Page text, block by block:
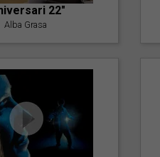
22"
Alba Grasa